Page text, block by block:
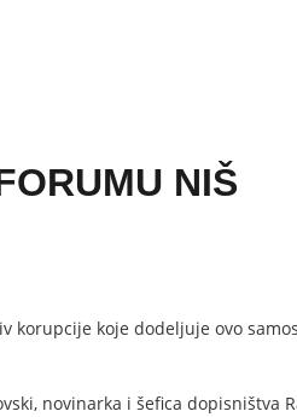
NIŠ
koje dodeljuje ovo
novinarka i šefica dopisništva